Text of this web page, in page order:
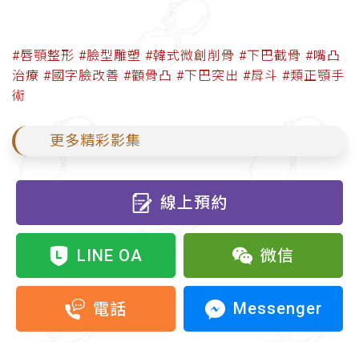
#唇顎整形 #臉型雕塑 #韓式微創削骨 #下巴截骨 #嘴凸
治療 #國字臉改善 #顴骨凸 #下巴突出 #戽斗 #類正顎手
術
更多精彩影集
線上預約
LINE OA 微信
電話 Messenger